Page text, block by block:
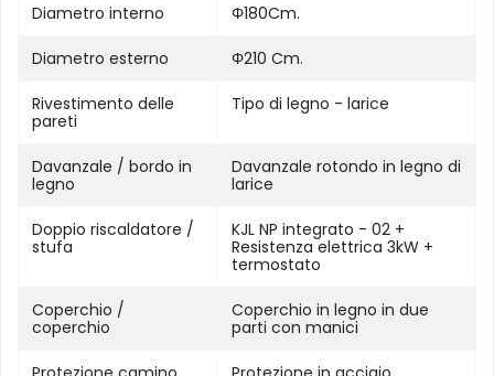
Diametro interno Φ180Cm.
Diametro esterno Φ210 Cm.
Rivestimento delle
pareti
Tipo di legno - larice
Davanzale / bordo in
legno
Davanzale rotondo in legno di
larice
Doppio riscaldatore /
stufa
KJL NP integrato - 02 +
Resistenza elettrica 3kW +
termostato
Coperchio /
coperchio
Coperchio in legno in due
parti con manici